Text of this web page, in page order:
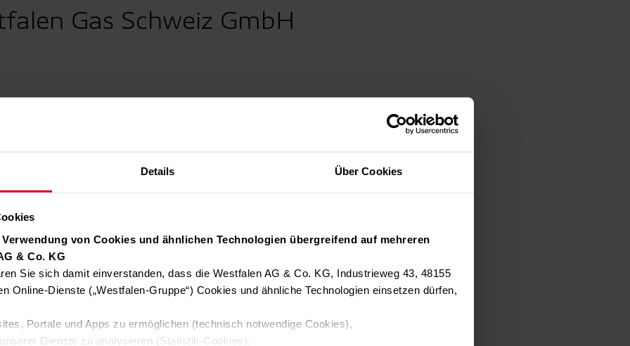
Details Über Cookies
von Cookies und ähnlichen Technologien übergreifend auf mehreren
& Co. KG
Sie sich damit einverstanden, dass die Westfalen AG & Co. KG, Industrieweg 43, 48155
Online-Dienste („Westfalen-Gruppe“) Cookies und ähnliche Technologien einsetzen dürfen,
Portale und Apps zu ermöglichen (technisch notwendige Cookies),
Dienste zu analysieren (Statistik-Cookies),
Gas Schweiz GmbH
Gasabholung